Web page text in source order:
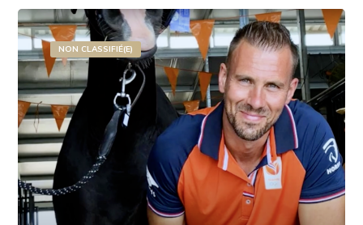
NON CLASSIFIÉ(E)